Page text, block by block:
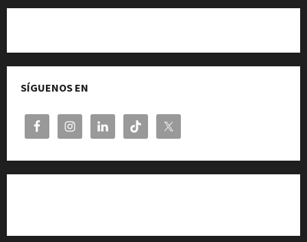
SÍGUENOS EN